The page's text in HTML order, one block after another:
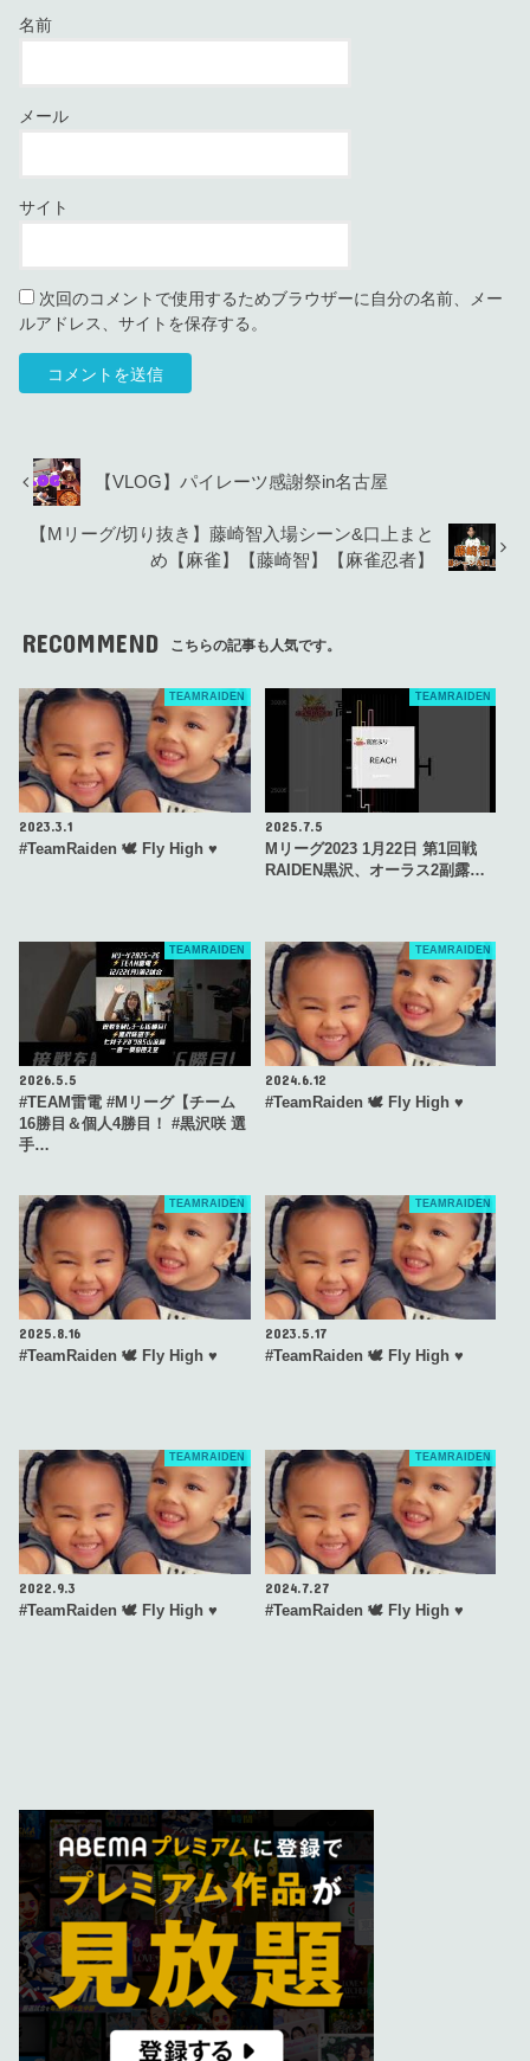
名前
メール
サイト
次回のコメントで使用するためブラウザーに自分の名前、メー
ルアドレス、サイトを保存する。
【VLOG】パイレーツ感謝祭in名古屋
【Mリーグ/切り抜き】藤崎智入場シーン&口上まと
め【麻雀】【藤崎智】【麻雀忍者】
RECOMMEND こちらの記事も人気です。
TEAMRAIDEN
2023.3.1
#TeamRaiden 🕊 Fly High ♥️
TEAMRAIDEN
2025.7.5
Mリーグ2023 1月22日 第1回戦
RAIDEN黒沢、オーラス2副露…
TEAMRAIDEN
2026.5.5
#TEAM雷電 #Mリーグ【チーム
16勝目＆個人4勝目！ #黒沢咲 選
手…
TEAMRAIDEN
2024.6.12
#TeamRaiden 🕊 Fly High ♥️
TEAMRAIDEN
2025.8.16
#TeamRaiden 🕊 Fly High ♥️
TEAMRAIDEN
2023.5.17
#TeamRaiden 🕊 Fly High ♥️
TEAMRAIDEN
2022.9.3
#TeamRaiden 🕊 Fly High ♥️
TEAMRAIDEN
2024.7.27
#TeamRaiden 🕊 Fly High ♥️